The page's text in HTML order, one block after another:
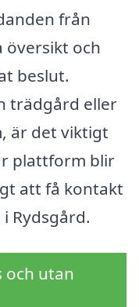
från
översikt och
beslut.
trädgård eller
är det viktigt
plattform blir
att få kontakt
Rydsgård.
och utan